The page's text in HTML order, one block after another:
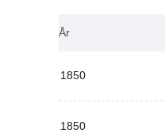
År
1850
1850